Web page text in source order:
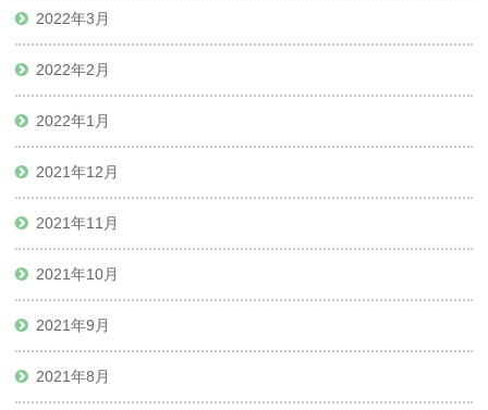
2022年3月
2022年2月
2022年1月
2021年12月
2021年11月
2021年10月
2021年9月
2021年8月